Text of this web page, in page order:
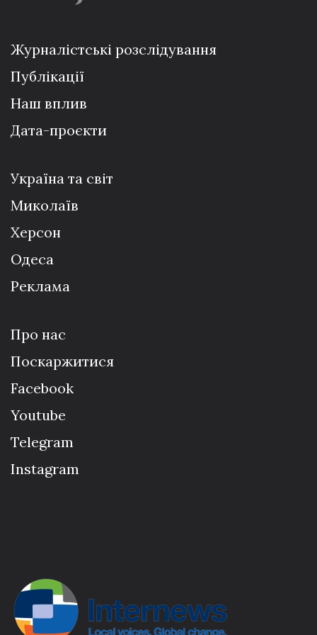
Журналістські розслідування
Публікації
Наш вплив
Дата-проєкти
Україна та світ
Миколаїв
Херсон
Одеса
Реклама
Про нас
Поскаржитися
Facebook
Youtube
Telegram
Instagram